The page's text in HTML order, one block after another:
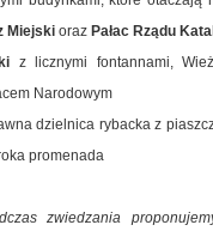
Miejski oraz Pałac Rządu
z licznymi fontannami,
Narodowym
dzielnica rybacka z
promenada
zwiedzania